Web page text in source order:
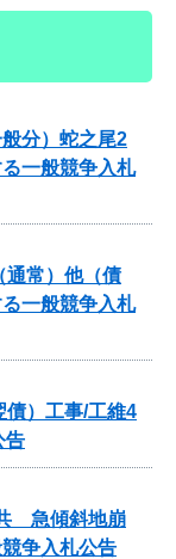
分）蛇之尾2
一般競争入札
通常）他（債
一般競争入札
債）工事/工維4
告
急傾斜地崩
争入札公告